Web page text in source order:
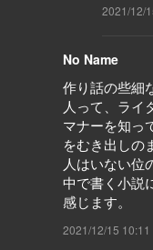
2021/12/
No Name
作り話の些細
人って、ライ
マナーを知っ
をむき出しの
人はいない位
中で書く小説
感じます。
2021/12/15 10:11